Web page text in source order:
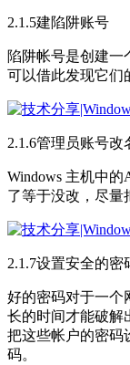
2.1.5建陷阱账号
陷阱帐号是创建一
可以借此发现它们
2.1.6管理员账号改
Windows 主机中
了等于没改，尽量
2.1.7设置安全的密
好的密码对于一个
长的时间才能破解
把这些帐户的密码
码。